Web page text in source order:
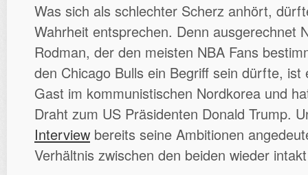
Was sich als schlechter Scherz anhört,
Wahrheit entsprechen. Denn ausgerechnet
Rodman, der den meisten NBA Fans
den Chicago Bulls ein Begriff sein dürfte, ist
Gast im kommunistischen Nordkorea und
Draht zum US Präsidenten Donald Trump.
Interview bereits seine Ambitionen
Verhältnis zwischen den beiden wieder